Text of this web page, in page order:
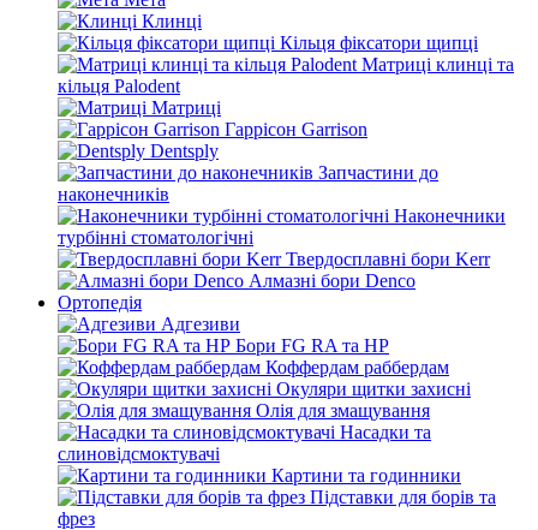
Клинці
Кільця фіксатори щипці
Матриці клинці та
кільця Palodent
Матриці
Гаррісон Garrison
Dentsply
Запчастини до
наконечників
Наконечники
турбінні стоматологічні
Твердосплавні бори Kerr
Алмазні бори Denco
Ортопедія
Адгезиви
Бори FG RA та HP
Коффердам раббердам
Окуляри щитки захисні
Олія для змащування
Насадки та
слиновідсмоктувачі
Картини та годинники
Підставки для борів та
фрез